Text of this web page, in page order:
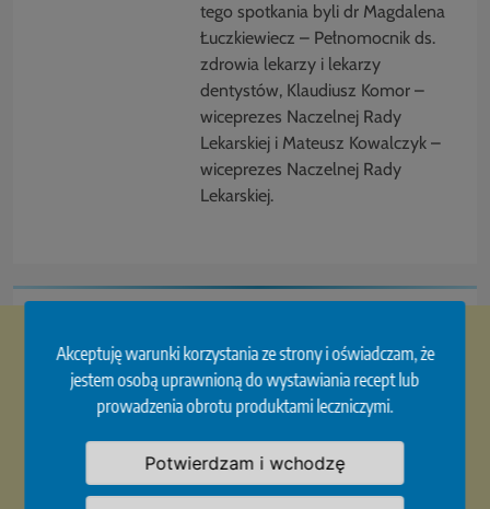
Akceptuję warunki korzystania ze strony i oświadczam, że
jestem osobą uprawnioną do wystawiania recept lub
prowadzenia obrotu produktami leczniczymi.
Potwierdzam i wchodzę
tego spotkania byli dr Magdalena
Łuczkiewiecz – Pełnomocnik ds.
zdrowia lekarzy i lekarzy
dentystów, Klaudiusz Komor –
wiceprezes Naczelnej Rady
Lekarskiej i Mateusz Kowalczyk –
wiceprezes Naczelnej Rady
Lekarskiej.